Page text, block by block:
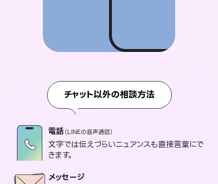
チャット以外の相談方法
電話（LINEの音声通話）
文字では伝えづらいニュアンスも直接言葉にで
きます。
メッセージ